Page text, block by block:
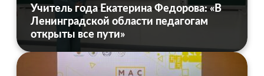
Учитель года Екатерина Федорова: «В
Ленинградской области педагогам
открыты все пути»